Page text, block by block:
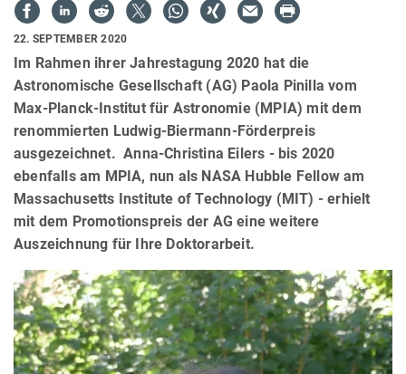
22. SEPTEMBER 2020
Im Rahmen ihrer Jahrestagung 2020 hat die
Astronomische Gesellschaft (AG) Paola Pinilla vom
Max-Planck-Institut für Astronomie (MPIA) mit dem
renommierten Ludwig-Biermann-Förderpreis
ausgezeichnet. Anna-Christina Eilers - bis 2020
ebenfalls am MPIA, nun als NASA Hubble Fellow am
Massachusetts Institute of Technology (MIT) - erhielt
mit dem Promotionspreis der AG eine weitere
Auszeichnung für Ihre Doktorarbeit.